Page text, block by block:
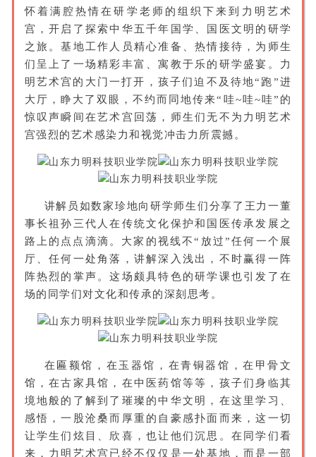
怀着满腔热情在研学老师的组织下来到力明艺术
宫，开启了探索中华五千年国学、国医文明的研学
之旅。基地工作人员精心准备、热情接待，为师生
们呈上了一场精彩丰富、寓教于乐的研学盛宴。力
明艺术宫的大门一打开，孩子们迫不及待地“跑”进
大厅，睁大了双眼，不约而同地传来“哇~哇~哇”的
惊叹声瞬间在艺术宫回荡，师生们无不为力明艺术
宫强烈的艺术感染力和视觉冲击力所震撼。
讲解员如数家珍地向研学师生们分享了王力一董
事长祖孙三代人在传统文化保护和国医传承发展之
路上的 点点滴滴。大家的视线不“放过”任何一个展
厅、任何一处角落，讲解深入浅出，不时赢得一阵
阵热烈的掌声。这场颇具特色的研学课也引发了在
场的同学们对文化和传承的深刻思考。
在匾额馆，在玉器馆，在青铜器馆，在甲骨文
馆，在古家具馆，在中医药馆等等，孩子们身临其
境地般的 了解到了璀璨的中华文明，在这里学习、
感悟，一股沧桑而厚重的自豪感扑面而来，这一切
让学生们炫目、欣喜，也让他们沉思。在同学们看
来，力明艺术宫已经不仅仅是一处基地，而是一部